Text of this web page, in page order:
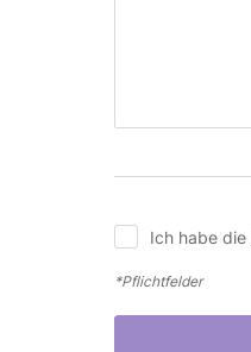
Ich habe die
*Pflichtfelder